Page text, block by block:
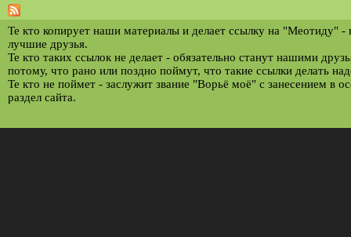
т
р
а
н
и
Те кто копирует наши материалы и делает ссылку на "Меотиду" -
лучшие друзья.
Те кто таких ссылок не делает - обязательно станут нашими
потому, что рано или поздно поймут, что такие ссылки делать
Те кто не поймет - заслужит звание "Ворьё моё" с занесением в
раздел сайта.